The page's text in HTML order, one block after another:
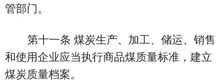
管部门。
第十一条 煤炭生产、加工、储运、销售
和使用企业应当执行商品煤质量标准，建立
煤炭质量档案。